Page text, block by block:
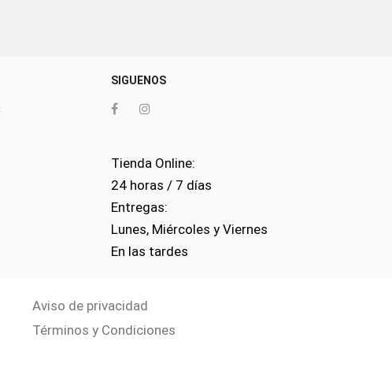
SIGUENOS
Tienda Online:
24 horas / 7 días
Entregas:
Lunes, Miércoles y Viernes
En las tardes
Aviso de privacidad
Términos y Condiciones